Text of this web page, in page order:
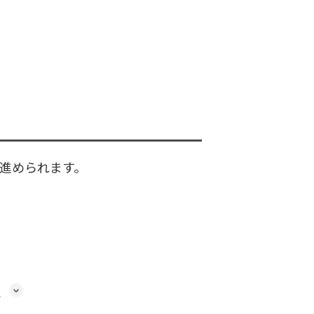
られます。